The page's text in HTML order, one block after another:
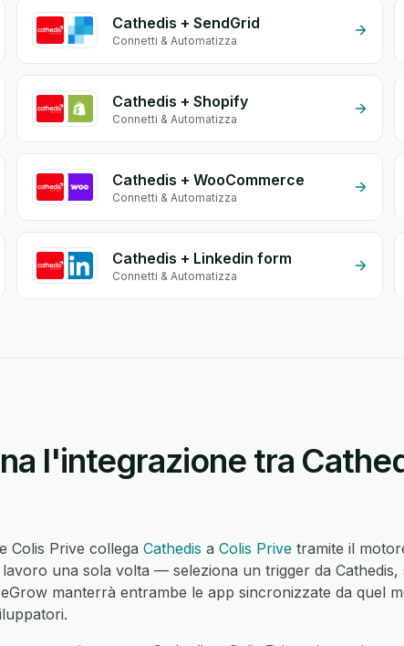
Cathedis + SendGrid
Connetti & Automatizza
Cathedis + Shopify
Connetti & Automatizza
Cathedis + WooCommerce
Connetti & Automatizza
Cathedis + Linkedin form
Connetti & Automatizza
l'integrazione tra
Colis Prive collega Cathedis a Colis Prive tramite il
una sola volta — seleziona un trigger da Cathedis,
manterrà entrambe le app sincronizzate da quel